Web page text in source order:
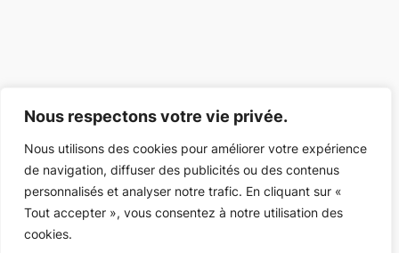
Nous respectons votre vie privée.
Nous utilisons des cookies pour améliorer votre expérience
de navigation, diffuser des publicités ou des contenus
personnalisés et analyser notre trafic. En cliquant sur «
Tout accepter », vous consentez à notre utilisation des
cookies.